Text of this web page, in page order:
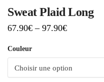
Sweat Plaid Long
67.90€ – 97.90€
Couleur